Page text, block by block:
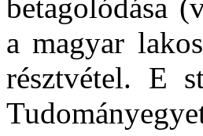
betagolódása
a magyar
résztvétel. E